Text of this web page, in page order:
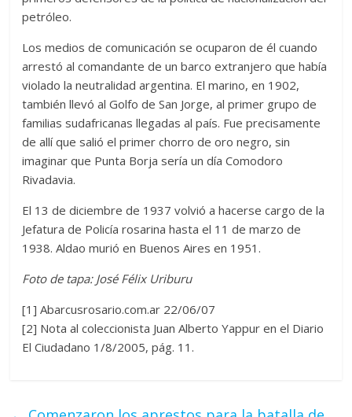
petróleo.
Los medios de comunicación se ocuparon de él cuando
arrestó al comandante de un barco extranjero que había
violado la neutralidad argentina. El marino, en 1902,
también llevó al Golfo de San Jorge, al primer grupo de
familias sudafricanas llegadas al país. Fue precisamente
de allí que salió el primer chorro de oro negro, sin
imaginar que Punta Borja sería un día Comodoro
Rivadavia.
El 13 de diciembre de 1937 volvió a hacerse cargo de la
Jefatura de Policía rosarina hasta el 11 de marzo de
1938. Aldao murió en Buenos Aires en 1951.
Foto de tapa: José Félix Uriburu
[1] Abarcusrosario.com.ar 22/06/07
[2] Nota al coleccionista Juan Alberto Yappur en el Diario
El Ciudadano 1/8/2005, pág. 11.